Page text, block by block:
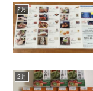
2月
2月